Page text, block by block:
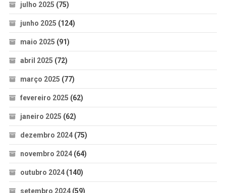
julho 2025 (75)
junho 2025 (124)
maio 2025 (91)
abril 2025 (72)
março 2025 (77)
fevereiro 2025 (62)
janeiro 2025 (62)
dezembro 2024(75)
novembro 2024(64)
outubro 2024(140)
setembro 2024(59)